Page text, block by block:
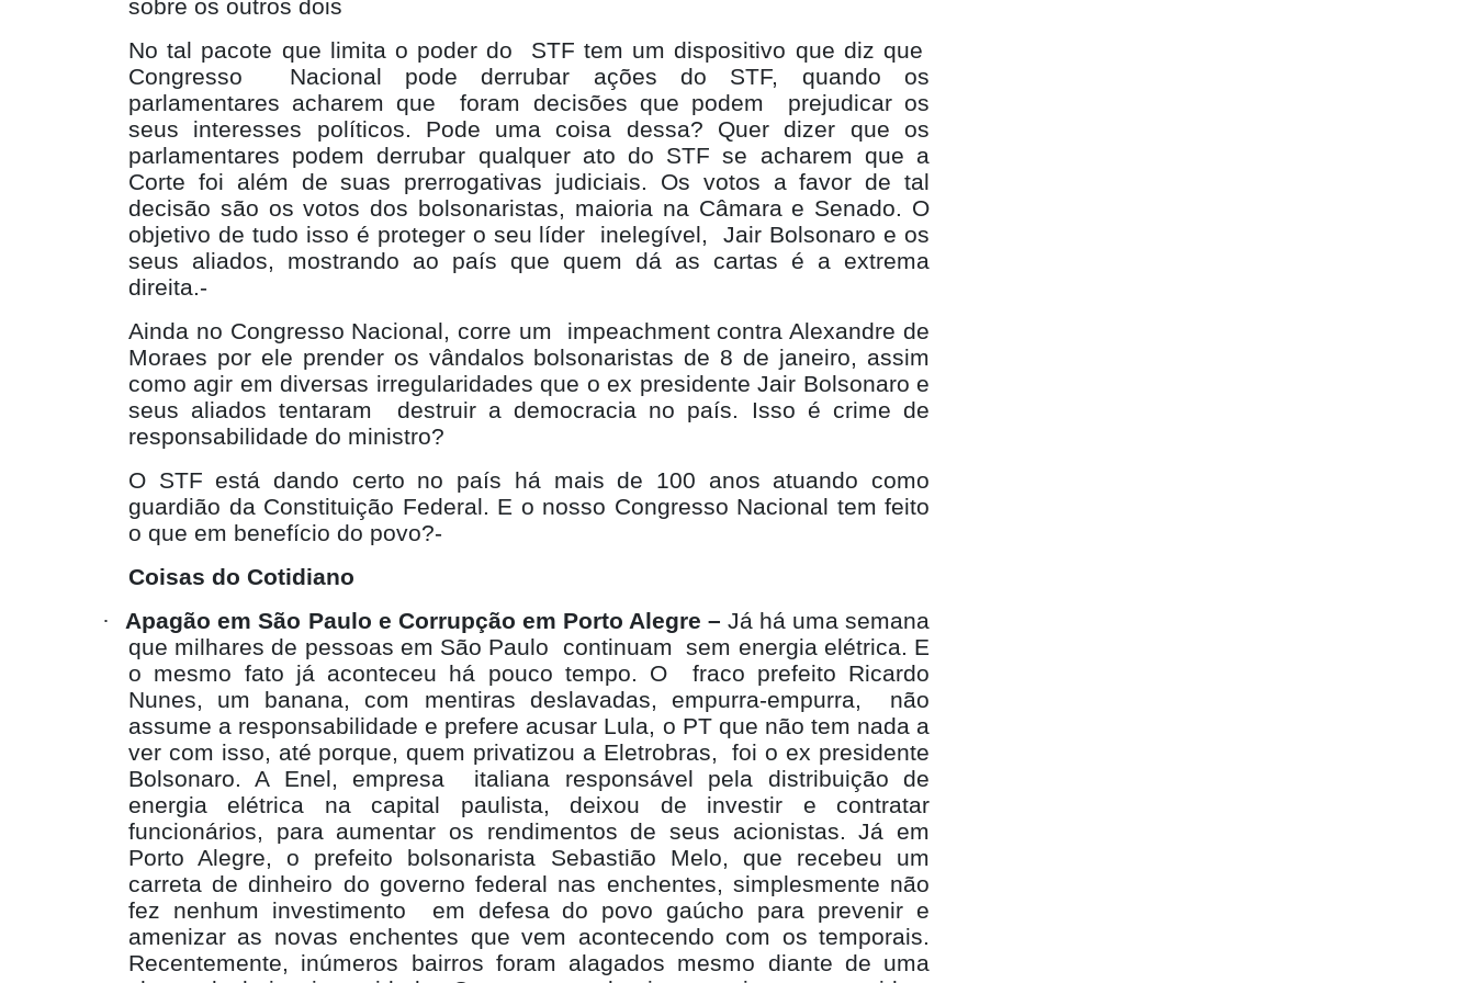
sobre os outros dois
No tal pacote que limita o poder do
STF tem um dispositivo que diz que
Congresso
Nacional pode derrubar ações do STF, quando os
parlamentares acharem que
foram decisões que podem
prejudicar os
seus interesses políticos. Pode uma coisa dessa? Quer dizer que os
parlamentares podem derrubar qualquer ato do STF se acharem que a
Corte foi além de suas prerrogativas judiciais. Os votos a favor de tal
decisão são os votos dos bolsonaristas, maioria na Câmara e Senado. O
objetivo de tudo isso é proteger o seu líder
inelegível,
Jair Bolsonaro e os
seus aliados, mostrando ao país que quem dá as cartas é a extrema
direita.-
Ainda no Congresso Nacional, corre um
impeachment contra Alexandre de
Moraes por ele prender os vândalos bolsonaristas de 8 de janeiro, assim
como agir em diversas irregularidades que o ex presidente Jair Bolsonaro e
seus aliados tentaram
destruir a democracia no país. Isso é crime de
responsabilidade do ministro?
O STF está dando certo no país há mais de 100 anos atuando como
guardião da Constituição Federal. E o nosso Congresso Nacional tem feito
o que em benefício do povo?-
Coisas do Cotidiano
·
Apagão em São Paulo e Corrupção em Porto Alegre – Já há uma semana
que milhares de pessoas em São Paulo
continuam sem energia elétrica. E
o mesmo fato já aconteceu há pouco tempo. O
fraco prefeito Ricardo
Nunes, um banana, com mentiras deslavadas, empurra-empurra,
não
assume a responsabilidade e prefere acusar Lula, o PT que não tem nada a
ver com isso, até porque, quem privatizou a Eletrobras,
foi o ex presidente
Bolsonaro. A Enel, empresa
italiana responsável pela distribuição de
energia elétrica na capital paulista, deixou de investir e contratar
funcionários, para aumentar os rendimentos de seus acionistas. Já em
Porto Alegre, o prefeito bolsonarista Sebastião Melo, que recebeu um
carreta de dinheiro do governo federal nas enchentes, simplesmente não
fez nenhum investimento
em defesa do povo gaúcho para prevenir e
amenizar as novas enchentes que vem acontecendo com os temporais.
Recentemente, inúmeros bairros foram alagados mesmo diante de uma